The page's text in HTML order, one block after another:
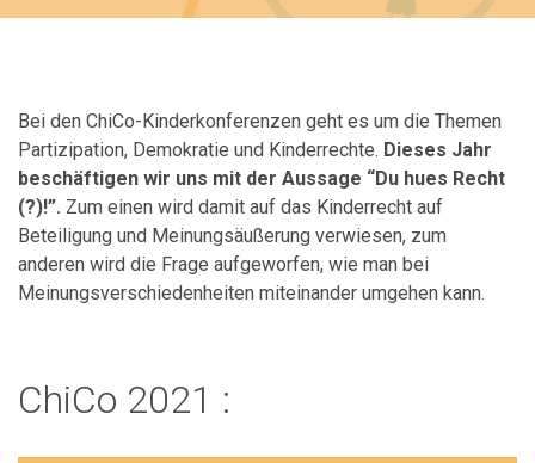
Bei den ChiCo-Kinderkonferenzen geht es um die Themen
Partizipation, Demokratie und Kinderrechte. Dieses Jahr
beschäftigen wir uns mit der Aussage “Du hues Recht
(?)!”. Zum einen wird damit auf das Kinderrecht auf
Beteiligung und Meinungsäußerung verwiesen, zum
anderen wird die Frage aufgeworfen, wie man bei
Meinungsverschiedenheiten miteinander umgehen kann.
ChiCo 2021 :